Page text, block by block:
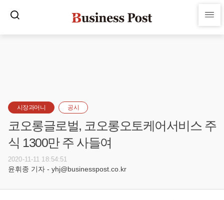
시장과머니 공시
코오롱글로벌, 코오롱오토케어서비스 주
식 1300만 주 사들여
2020-11-11 18:54:51
윤휘종 기자 - yhj@businesspost.co.kr